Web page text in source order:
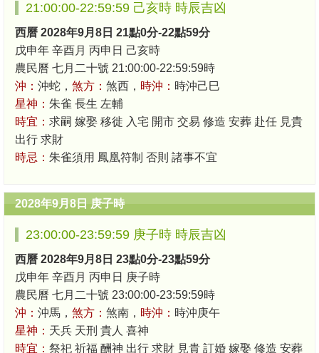
21:00:00-22:59:59 己亥時 時辰吉凶
西曆 2028年9月8日 21點0分-22點59分
戊申年 辛酉月 丙申日 己亥時
農民曆 七月二十號 21:00:00-22:59:59時
沖： 沖蛇， 煞方： 煞西， 時沖： 時沖己巳
星神： 朱雀 長生 左輔
時宜： 求嗣 嫁娶 移徙 入宅 開市 交易 修造 安葬 赴任 見貴
出行 求財
時忌： 朱雀須用 鳳凰符制 否則 諸事不宜
2028年9月8日 庚子時
23:00:00-23:59:59 庚子時 時辰吉凶
西曆 2028年9月8日 23點0分-23點59分
戊申年 辛酉月 丙申日 庚子時
農民曆 七月二十號 23:00:00-23:59:59時
沖： 沖馬， 煞方： 煞南， 時沖： 時沖庚午
星神： 天兵 天刑 貴人 喜神
時宜： 祭祀 祈福 酬神 出行 求財 見貴 訂婚 嫁娶 修造 安葬